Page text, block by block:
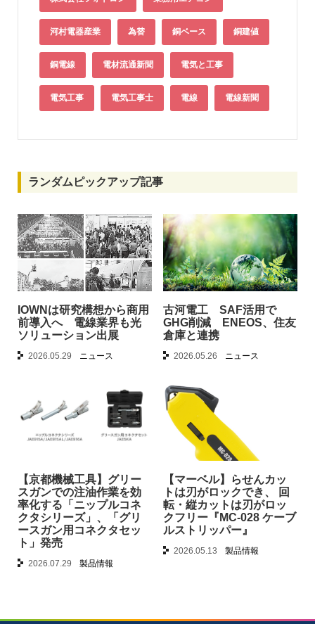
河村電器産業 為替 銅ベース 銅建値
銅電線 電材流通新聞 電気と工事
電気工事 電気工事士 電線 電線新聞
ランダムピックアップ記事
IOWNは研究構想から商用
前導入へ 電線業界も光
ソリューション出展
2026.05.29 ニュース
古河電工 SAF活用で
GHG削減 ENEOS、住友
倉庫と連携
2026.05.26 ニュース
【京都機械工具】グリー
スガンでの注油作業を効
率化する「ニップルコネ
クタシリーズ」、「グリ
ースガン用コネクタセッ
ト」発売
2026.07.29 製品情報
【マーベル】らせんカッ
トは刃がロックでき、 回
転・縦カットは刃がロッ
クフリー『MC-028 ケーブ
ルストリッパー』
2026.05.13 製品情報